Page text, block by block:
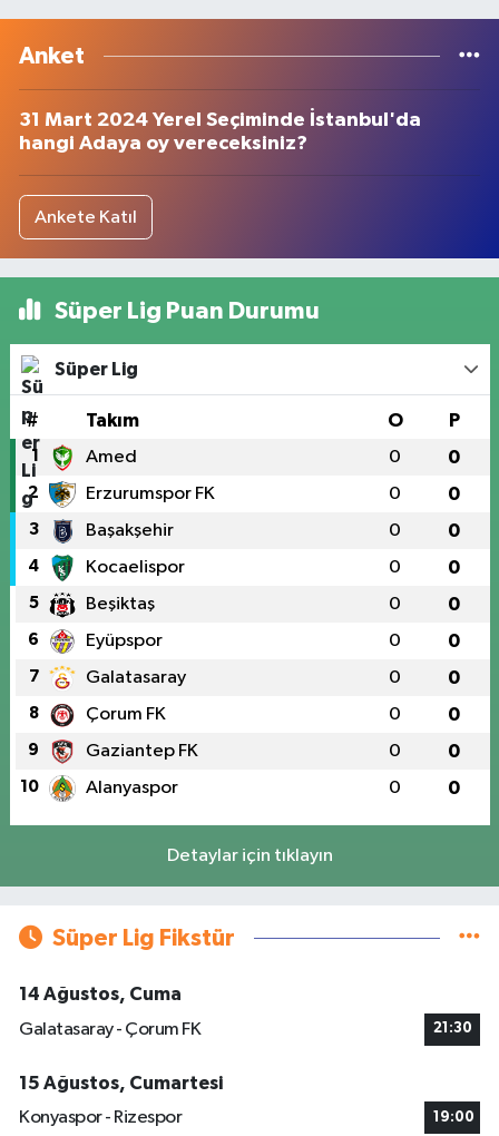
Anket
31 Mart 2024 Yerel Seçiminde İstanbul'da
hangi Adaya oy vereceksiniz?
Ankete Katıl
Süper Lig Puan Durumu
Süper Lig
# Takım O P
1 Amed 0 0
2 Erzurumspor FK 0 0
3 Başakşehir 0 0
4 Kocaelispor 0 0
5 Beşiktaş 0 0
6 Eyüpspor 0 0
7 Galatasaray 0 0
8 Çorum FK 0 0
9 Gaziantep FK 0 0
10 Alanyaspor 0 0
Detaylar için tıklayın
Süper Lig Fikstür
14 Ağustos, Cuma
Galatasaray - Çorum FK
21:30
15 Ağustos, Cumartesi
Konyaspor - Rizespor
19:00